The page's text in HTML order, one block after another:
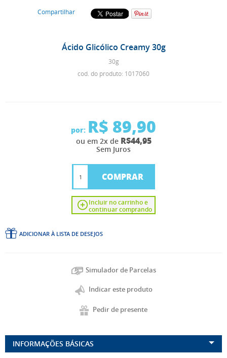
Compartilhar
Ácido Glicólico Creamy 30g
30g
cod. do produto: 1017060
por: R$ 89,90
ou em 2x de R$44,95
Sem Juros
COMPRAR
Incluir no carrinho e
continuar comprando
ADICIONAR À LISTA DE DESEJOS
Simulador de Parcelas
Indicar este produto
Pedir de presente
INFORMAÇÕES BÁSICAS